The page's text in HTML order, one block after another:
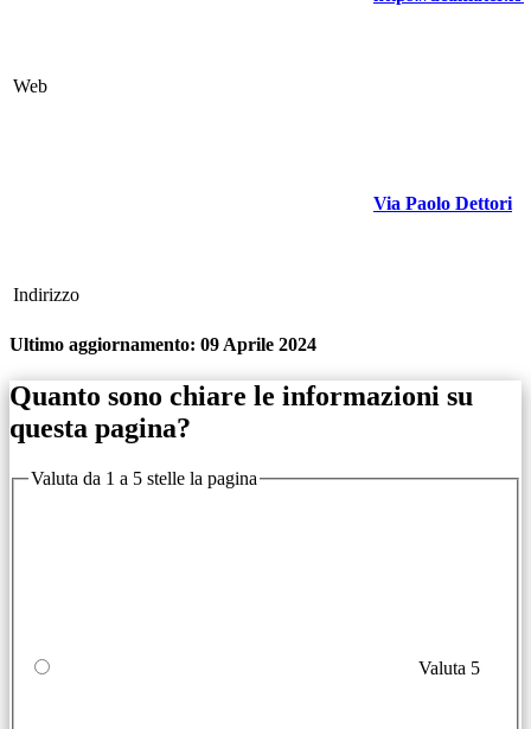
Web
Indirizzo
Via Paolo Dettori
Ultimo aggiornamento: 09 Aprile 2024
Quanto sono chiare le informazioni su
questa pagina?
Valuta da 1 a 5 stelle la pagina
Valuta 5